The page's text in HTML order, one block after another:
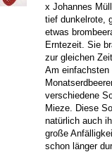
x Johannes
tief dunkelrote,
etwas
Erntezeit. Sie
zur gleichen
Am einfachsten
verschiedene
Mieze. Diese
natürlich auch
große
schon länger